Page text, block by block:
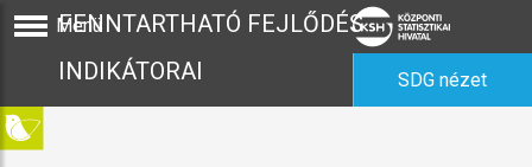
Menü
FENNTARTHATÓ FEJLŐDÉS
INDIKÁTORAI
SDG nézet